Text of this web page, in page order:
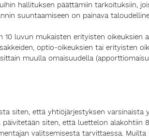
hallituksen päättämiin tarkoituksiin,
suuntaamiseen on painava
luvun mukaisten erityisten oikeuksien
optio-oikeuksien tai erityisten
muulla omaisuudella
siten, että yhtiöjärjestyksen varsinaista
siten, että luettelon alakohtiin
valitsemisesta tarvittaessa. Muilta